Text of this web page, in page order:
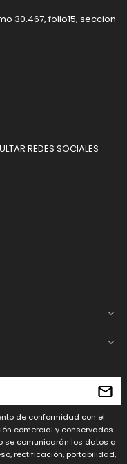
30.467, folio15, seccion
REDES SOCIALES


de conformidad con el
comercial y conservados
se comunicarán los datos a
rectificación, portabilidad,